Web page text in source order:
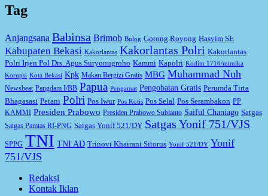
Tag
Anjangsana Babinsa Brimob Bulog Gotong Royong Hasyim SE
Kabupaten Bekasi Kakorlantas Kakorlantas Polri Kakorlantas
Polri Irjen Pol Drs. Agus Suryonugroho Kammi Kapolri Kodim 1710/mimika
Korupsi Kota Bekasi Kpk Makan Bergizi Gratis MBG Muhammad Nuh
Newsbeat Pangdam I/BB Papua Pengamat Pengobatan Gratis Perumda Tirta
Bhagasasi Petani Polri Pos Iwur Pos Kotis Pos Selal Pos Serambakon PP
KAMMI Presiden Prabowo Presiden Prabowo Subianto Saiful Chaniago Satgas
Satgas Pamtas RI-PNG Satgas Yonif 521/DY Satgas Yonif 751/VJS
SPPG TNI TNI AD Trinovi Khairani Sitorus Yonif 521/DY Yonif
751/VJS
Redaksi
Kontak Iklan